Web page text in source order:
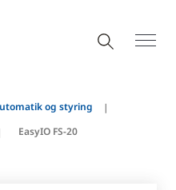
og styring
EasyIO FS-20